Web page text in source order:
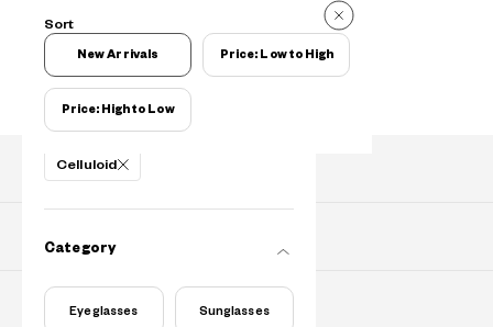
Items
Filters
Celluloid
Category
Eyeglasses Sunglasses
Sort
New Arrivals Price: Low to High
Price: High to Low
PRODUCTS
Find Shops